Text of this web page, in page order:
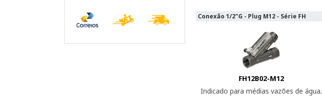
Conexão 1/2"G - Plug M12 - Série FH
FH12B02-M12
Indicado para médias vazões de água.